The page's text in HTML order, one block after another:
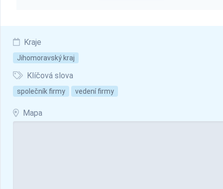
Kraje
Jihomoravský kraj
Klíčová slova
společník firmy vedení firmy
Mapa